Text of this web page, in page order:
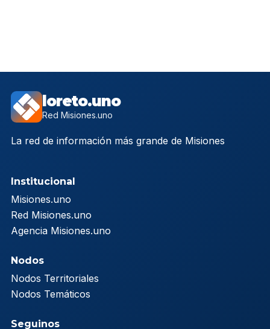
loreto.uno
Red Misiones.uno
La red de información más grande de Misiones
Institucional
Misiones.uno
Red Misiones.uno
Agencia Misiones.uno
Nodos
Nodos Territoriales
Nodos Temáticos
Seguinos